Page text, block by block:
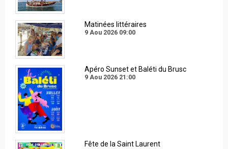
Matinées littéraires
9 Aou 2026 09:00
Apéro Sunset et Baléti du Brusc
9 Aou 2026 21:00
Fête de la Saint Laurent